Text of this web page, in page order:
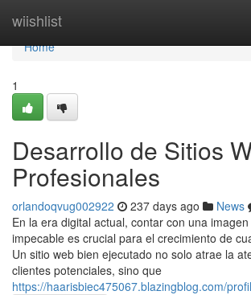
wiishlist
Home
Home
1
Desarrollo de Sitios
Profesionales
orlandoqvug002922 237 days ago News
En la era digital actual, contar con una
impecable es crucial para el crecimiento de
Un sitio web bien ejecutado no solo atrae la
clientes potenciales, sino que
https://haarisbiec475067.blazingblog.com/